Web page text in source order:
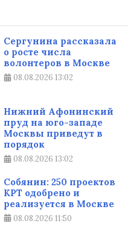
Сергунина рассказала
о росте числа
волонтеров в Москве
08.08.2026 13:02
Нижний Афонинский
пруд на юго-западе
Москвы приведут в
порядок
08.08.2026 13:02
Собянин: 250 проектов
КРТ одобрено и
реализуется в Москве
08.08.2026 11:50